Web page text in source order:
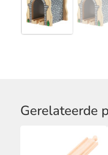
Gerelateerde